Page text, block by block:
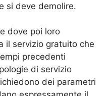
si deve demolire.
dove poi loro
il servizio gratuito che
precedenti
di servizio
dei parametri